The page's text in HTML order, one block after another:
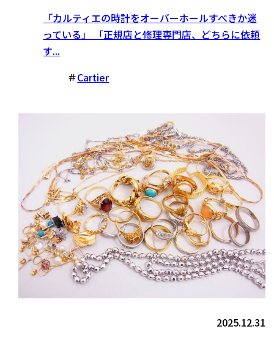
「カルティエの時計をオーバーホールすべきか迷
っている」 「正規店と修理専門店、どちらに依頼
す...
＃Cartier
2025.12.31